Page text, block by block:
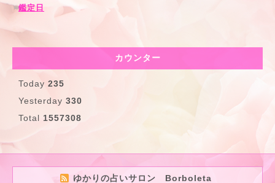
鑑定日
カウンター
Today 235
Yesterday 330
Total 1557308
ゆかりの占いサロン Borboleta